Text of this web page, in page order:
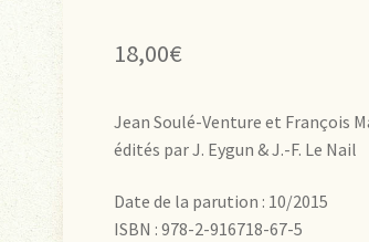
18,00€
Jean Soulé-Venture et François
édités par J. Eygun & J.-F. Le Nail
Date de la parution : 10/2015
ISBN : 978-2-916718-67-5